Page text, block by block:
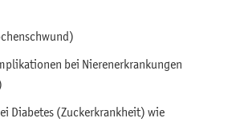
bei Nierenerkrankungen
Diabetes (Zuckerkrankheit) wie